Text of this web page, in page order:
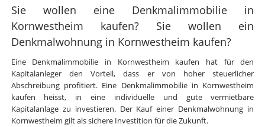
Sie wollen eine Denkmalimmobilie in
Kornwestheim kaufen? Sie wollen ein
Denkmalwohnung in Kornwestheim kaufen?
Eine Denkmalimmobilie in Kornwestheim kaufen hat für den
Kapitalanleger den Vorteil, dass er von hoher steuerlicher
Abschreibung profitiert. Eine Denkmalimmobilie in Kornwestheim
kaufen heisst, in eine individuelle und gute vermietbare
Kapitalanlage zu investieren. Der Kauf einer Denkmalwohnung in
Kornwestheim gilt als sichere Investition für die Zukunft.